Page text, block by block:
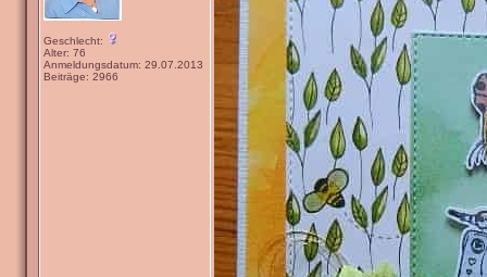
Geschlecht:
Alter: 76
Anmeldungsdatum: 29.07.2013
Beiträge: 2966